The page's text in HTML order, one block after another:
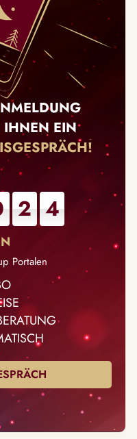
EIN
2 4
Portalen